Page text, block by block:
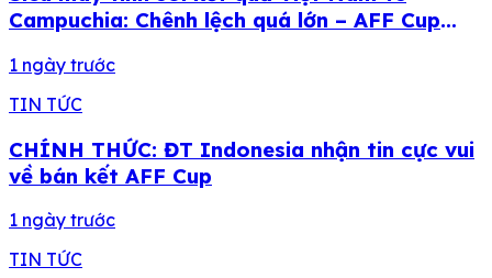
Campuchia: Chênh lệch quá lớn – AFF Cup
1 ngày trước
TIN TỨC
CHÍNH THỨC: ĐT Indonesia nhận tin cực vui
về bán kết AFF Cup
1 ngày trước
TIN TỨC